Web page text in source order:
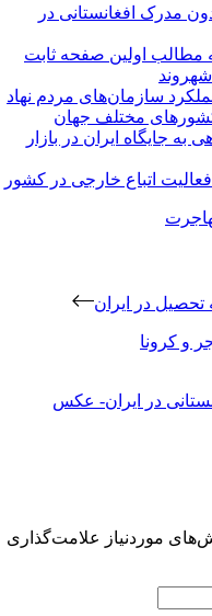
مدرک افغانستانی در
مطالب اولین صفحه ثابت
سازمان‌های مردم نهاد
کشورهای مختلف جهان
جایگاه ایران در بازار
اتباع خارجی در کشور
و کرونا
موردنیاز علامت‌گذاری